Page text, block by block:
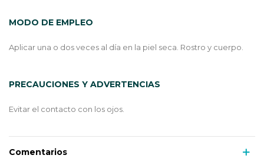
MODO DE EMPLEO
Aplicar una o dos veces al día en la piel seca. Rostro y cuerpo.
PRECAUCIONES Y ADVERTENCIAS
Evitar el contacto con los ojos.
Comentarios